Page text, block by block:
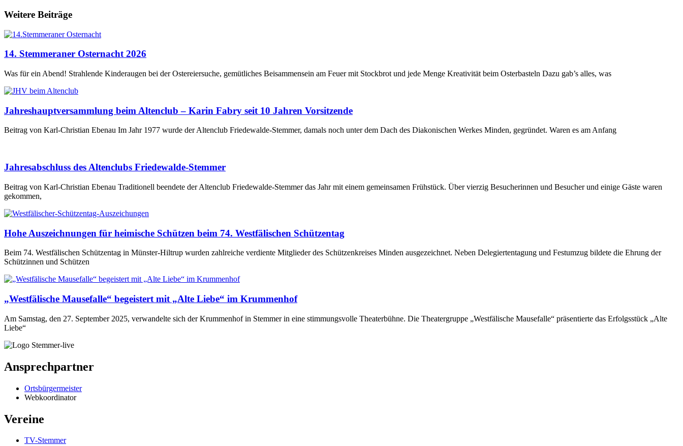
Weitere Beiträge
14. Stemmeraner Osternacht 2026
Was für ein Abend! Strahlende Kinderaugen bei der Ostereiersuche, gemütliches Beisammensein am Feuer mit Stockbrot und jede Menge Kreativität beim Osterbasteln Dazu gab’s alles, was
Jahreshauptversammlung beim Altenclub – Karin Fabry seit 10 Jahren Vorsitzende
Beitrag von Karl-Christian Ebenau Im Jahr 1977 wurde der Altenclub Friedewalde-Stemmer, damals noch unter dem Dach des Diakonischen Werkes Minden, gegründet. Waren es am Anfang
Jahresabschluss des Altenclubs Friedewalde-Stemmer
Beitrag von Karl-Christian Ebenau Traditionell beendete der Altenclub Friedewalde-Stemmer das Jahr mit einem gemeinsamen Frühstück. Über vierzig Besucherinnen und Besucher und einige Gäste waren
gekommen,
Hohe Auszeichnungen für heimische Schützen beim 74. Westfälischen Schützentag
Beim 74. Westfälischen Schützentag in Münster-Hiltrup wurden zahlreiche verdiente Mitglieder des Schützenkreises Minden ausgezeichnet. Neben Delegiertentagung und Festumzug bildete die Ehrung der
Schützinnen und Schützen
„Westfälische Mausefalle“ begeistert mit „Alte Liebe“ im Krummenhof
Am Samstag, den 27. September 2025, verwandelte sich der Krummenhof in Stemmer in eine stimmungsvolle Theaterbühne. Die Theatergruppe „Westfälische Mausefalle“ präsentierte das Erfolgsstück „Alte
Liebe“
Ansprechpartner
Ortsbürgermeister
Webkoordinator
Vereine
TV-Stemmer